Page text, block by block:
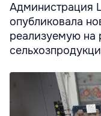
Администрация
опубликовала
реализуемую на